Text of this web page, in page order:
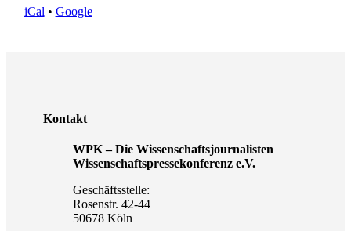
iCal • Google
Kontakt
WPK – Die Wissenschaftsjournalisten
Wissenschaftspressekonferenz e.V.
Geschäftsstelle:
Rosenstr. 42-44
50678 Köln